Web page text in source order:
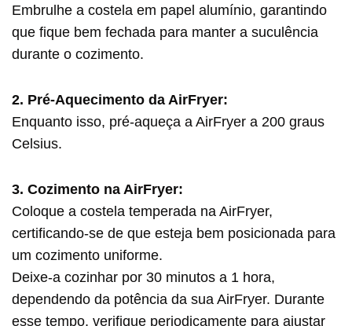
Embrulhe a costela em papel alumínio, garantindo
que fique bem fechada para manter a suculência
durante o cozimento.
2. Pré-Aquecimento da AirFryer:
Enquanto isso, pré-aqueça a AirFryer a 200 graus
Celsius.
3. Cozimento na AirFryer:
Coloque a costela temperada na AirFryer,
certificando-se de que esteja bem posicionada para
um cozimento uniforme.
Deixe-a cozinhar por 30 minutos a 1 hora,
dependendo da potência da sua AirFryer. Durante
esse tempo, verifique periodicamente para ajustar